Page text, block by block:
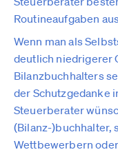
Routineaufgaben
Wenn man als
deutlich niedrigerer
Bilanzbuchhalters
der Schutzgedanke
Steuerberater
(Bilanz-)buchhalter,
Wettbewerbern